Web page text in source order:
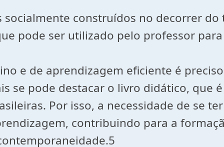
socialmente construídos no decorrer
pode ser utilizado pelo professor
e de aprendizagem eficiente é
se pode destacar o livro didático, que
Por isso, a necessidade de se
contribuindo para a